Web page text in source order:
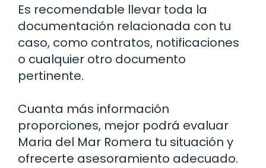
Es recomendable llevar toda la
documentación relacionada con tu
caso, como contratos, notificaciones
o cualquier otro documento
pertinente.
Cuanta más información
proporciones, mejor podrá evaluar
Maria del Mar Romera tu situación y
ofrecerte asesoramiento adecuado.